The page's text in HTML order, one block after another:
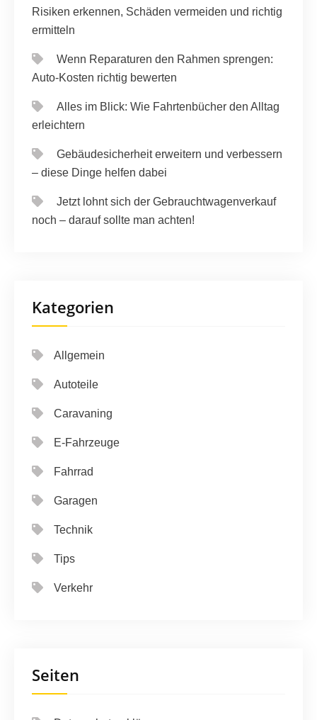
Risiken erkennen, Schäden vermeiden und richtig
ermitteln
Wenn Reparaturen den Rahmen sprengen:
Auto-Kosten richtig bewerten
Alles im Blick: Wie Fahrtenbücher den Alltag
erleichtern
Gebäudesicherheit erweitern und verbessern
– diese Dinge helfen dabei
Jetzt lohnt sich der Gebrauchtwagenverkauf
noch – darauf sollte man achten!
Kategorien
Allgemein
Autoteile
Caravaning
E-Fahrzeuge
Fahrrad
Garagen
Technik
Tips
Verkehr
Seiten